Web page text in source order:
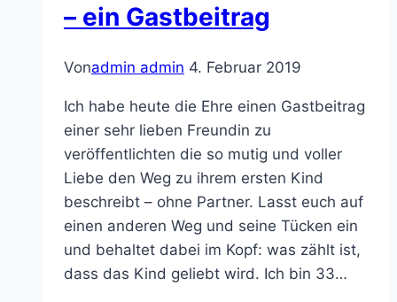
– ein Gastbeitrag
Vonadmin admin 4. Februar 2019
Ich habe heute die Ehre einen Gastbeitrag
einer sehr lieben Freundin zu
veröffentlichten die so mutig und voller
Liebe den Weg zu ihrem ersten Kind
beschreibt – ohne Partner. Lasst euch auf
einen anderen Weg und seine Tücken ein
und behaltet dabei im Kopf: was zählt ist,
dass das Kind geliebt wird. Ich bin 33…